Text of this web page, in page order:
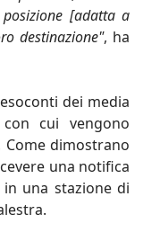
[adatta a
destinazione", ha
dei media
cui vengono
dimostrano
una notifica
una stazione di